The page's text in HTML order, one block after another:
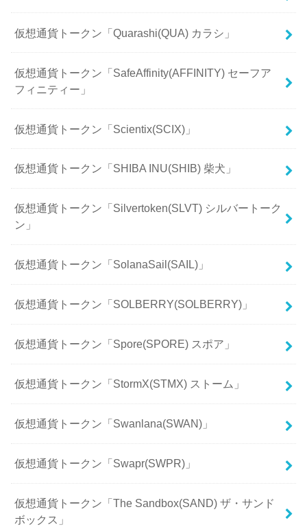
仮想通貨トークン「Quarashi(QUA) カラシ」
仮想通貨トークン「SafeAffinity(AFFINITY) セーフア
フィニティー」
仮想通貨トークン「Scientix(SCIX)」
仮想通貨トークン「SHIBA INU(SHIB) 柴犬」
仮想通貨トークン「Silvertoken(SLVT) シルバートーク
ン」
仮想通貨トークン「SolanaSail(SAIL)」
仮想通貨トークン「SOLBERRY(SOLBERRY)」
仮想通貨トークン「Spore(SPORE) スポア」
仮想通貨トークン「StormX(STMX) ストーム」
仮想通貨トークン「Swanlana(SWAN)」
仮想通貨トークン「Swapr(SWPR)」
仮想通貨トークン「The Sandbox(SAND) ザ・サンド
ボックス」